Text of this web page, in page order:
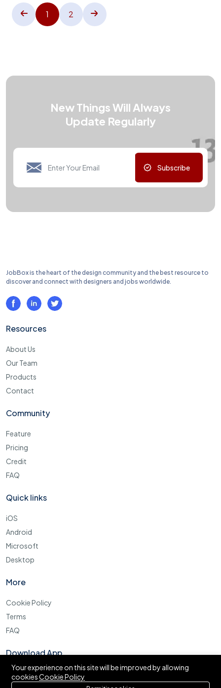
1 2
New Things Will Always
Update Regularly
Subscribe
JobBox is the heart of the design community and the best resource to
discover and connect with designers and jobs worldwide.
Resources
About Us
Our Team
Products
Contact
Community
Feature
Pricing
Credit
FAQ
Quick links
iOS
Android
Microsoft
Desktop
More
Cookie Policy
Terms
FAQ
Download App
Your experience on this site will be improved by allowing
cookiesCookie Policy